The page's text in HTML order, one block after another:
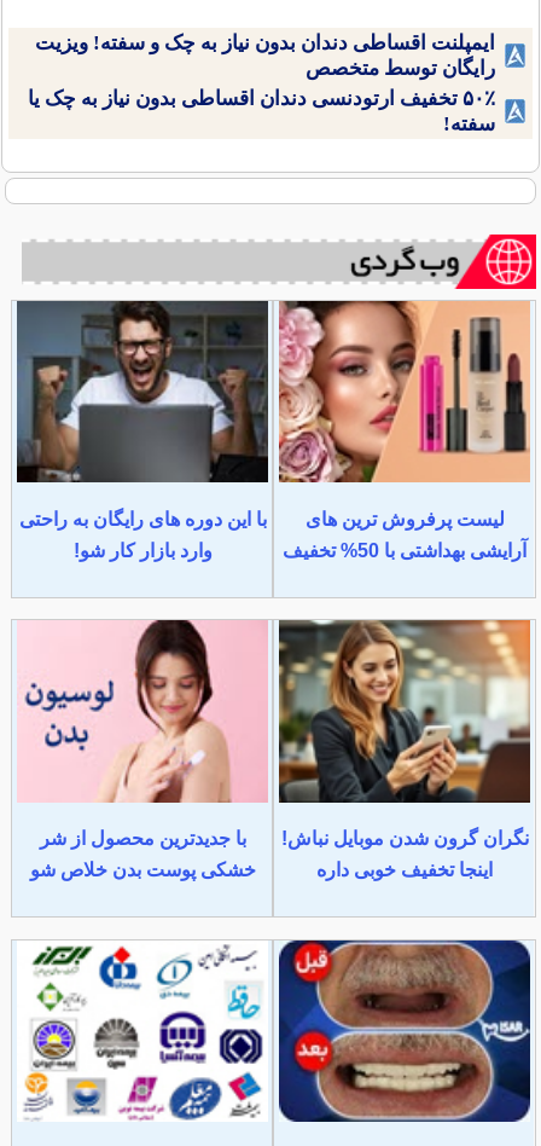
ایمپلنت اقساطی دندان بدون نیاز به چک و سفته! ویزیت
رایگان توسط متخصص
۵۰٪ تخفیف ارتودنسی دندان اقساطی بدون نیاز به چک یا
سفته!
لیست پرفروش ترین های
آرایشی بهداشتی با 50% تخفیف
با این دوره های رایگان به راحتی
وارد بازار کار شو!
نگران گرون شدن موبایل نباش!
اینجا تخفیف خوبی داره
با جدیدترین محصول از شر
خشکی پوست بدن خلاص شو